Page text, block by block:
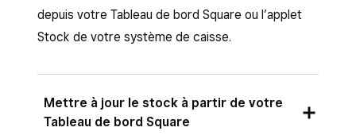
depuis votre Tableau de bord Square ou l’applet
Stock de votre système de caisse.
Mettre à jour le stock à partir de votre
Tableau de bord Square